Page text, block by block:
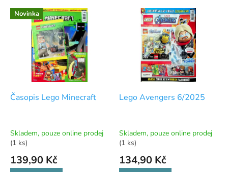
V Novinka
Časopis Lego Minecraft
Skladem, pouze online prodej
(1 ks)
139,90 Kč
Lego Avengers 6/2025
Skladem, pouze online prodej
(1 ks)
134,90 Kč